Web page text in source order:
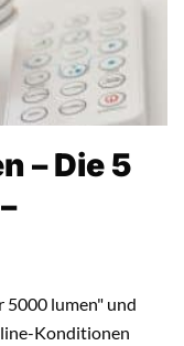
– Die 5
5000 lumen" und
Konditionen